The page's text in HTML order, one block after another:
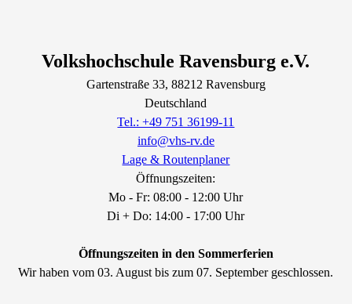
Volkshochschule Ravensburg e.V.
Gartenstraße33, 88212 Ravensburg
Deutschland
Tel.: +49 751 36199-11
info@vhs-rv.de
Lage & Routenplaner
Öffnungszeiten:
Mo - Fr: 08:00 - 12:00 Uhr
Di + Do: 14:00 - 17:00 Uhr
Öffnungszeiten in den Sommerferien
Wir haben vom 03. August bis zum 07. September geschlossen.